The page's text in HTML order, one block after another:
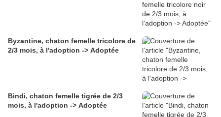
Byzantine, chaton femelle tricolore de
2/3 mois, à l'adoption -> Adoptée
Bindi, chaton femelle tigrée de 2/3
mois, à l'adoption -> Adoptée